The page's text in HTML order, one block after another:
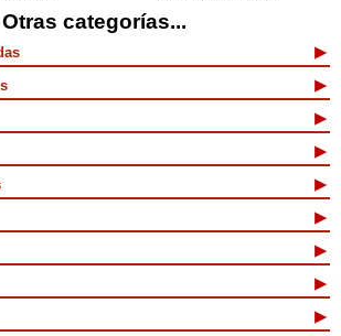
Otras categorías...